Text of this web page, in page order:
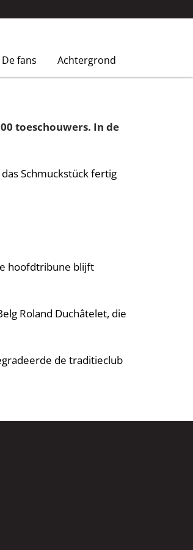
De fans Achtergrond
toeschouwers. In de
Schmuckstück fertig
hoofdtribune blijft
Roland Duchâtelet, die
de traditieclub